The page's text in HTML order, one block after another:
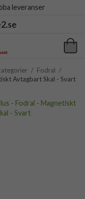
leveranser
/ Fodral /
Avtagbart Skal - Svart